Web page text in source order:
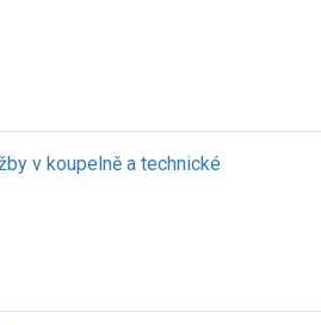
v koupelně a technické